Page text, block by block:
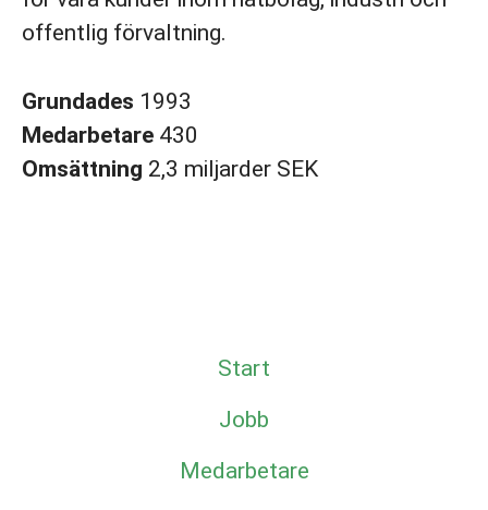
offentlig förvaltning.
Grundades 1993
Medarbetare 430
Omsättning 2,3 miljarder SEK
Start
Jobb
Medarbetare